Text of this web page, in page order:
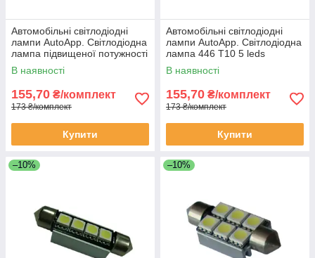
Автомобільні світлодіодні
лампи AutoApp. Світлодіодна
лампа підвищеної потужності
445 8 leds 3020SMD
В наявності
155,70 ₴/комплект
173 ₴/комплект
Купити
Автомобільні світлодіодні
лампи AutoApp. Світлодіодна
лампа 446 T10 5 leds
5050SMD
В наявності
155,70 ₴/комплект
173 ₴/комплект
Купити
–10% –10%